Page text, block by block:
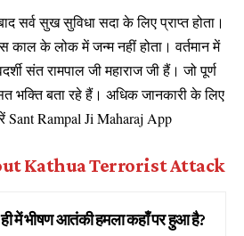
सर्व सुख सुविधा सदा के लिए प्राप्त होता।
काल के लोक में जन्म नहीं होता। वर्तमान में
संत रामपाल जी महाराज जी हैं। जो पूर्ण
भक्ति बता रहे हैं। अधिक जानकारी के लिए
Sant Rampal Ji Maharaj App
Kathua Terrorist Attack
में भीषण आतंकी हमला कहाँ पर हुआ है?